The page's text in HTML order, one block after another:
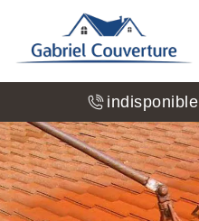
indisponible